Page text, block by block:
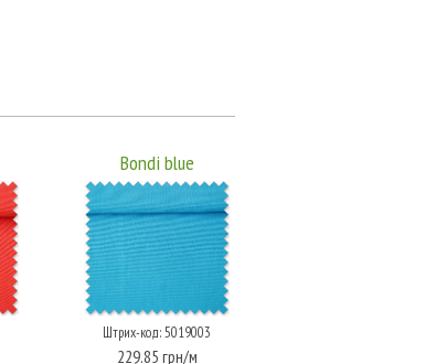
Bondi blue
Штрих-код: 5019003
229.85 грн/м